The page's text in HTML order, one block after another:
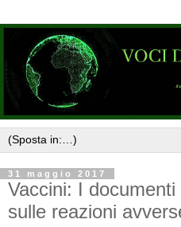
31 maggio 2017
Vaccini: I
sulle reazioni